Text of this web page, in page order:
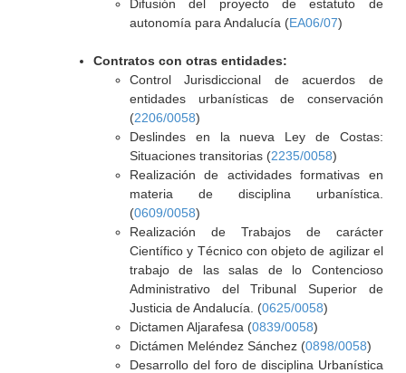
Difusión del proyecto de estatuto de
autonomía para Andalucía (EA06/07)
Contratos con otras entidades:
Control Jurisdiccional de acuerdos de
entidades urbanísticas de conservación
(2206/0058)
Deslindes en la nueva Ley de Costas:
Situaciones transitorias (2235/0058)
Realización de actividades formativas en
materia de disciplina urbanística.
(0609/0058)
Realización de Trabajos de carácter
Científico y Técnico con objeto de agilizar el
trabajo de las salas de lo Contencioso
Administrativo del Tribunal Superior de
Justicia de Andalucía. (0625/0058)
Dictamen Aljarafesa (0839/0058)
Dictámen Meléndez Sánchez (0898/0058)
Desarrollo del foro de disciplina Urbanística